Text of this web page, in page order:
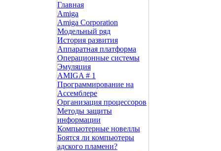
Главная
Amiga
Amiga Corporation
Модельный ряд
История развития
Аппаратная платформа
Операционные системы
Эмуляция
AMIGA # 1
Программирование на
Ассемблере
Организация процессоров
Методы защиты
информации
Компьютерные новеллы
Боятся ли компьютеры
адского пламени?